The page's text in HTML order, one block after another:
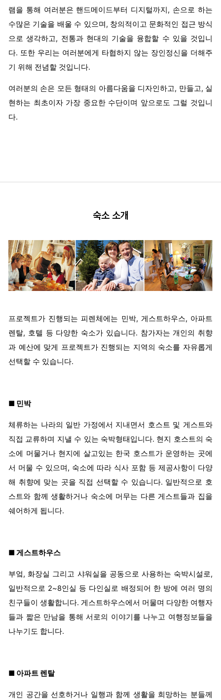
램을 통해 여러분은 핸드메이드부터 디지털까지, 손으로 하는
수많은 기술을 배울 수 있으며, 창의적이고 문화적인 접근 방식
으로 생각하고, 전통과 현대의 기술을 융합할 수 있을 것입니
다. 또한 우리는 여러분에게 타협하지 않는 장인정신을 더해주
기 위해 전념할 것입니다.
여러분의 손은 모든 형태의 아름다움을 디자인하고, 만들고, 실
현하는 최초이자 가장 중요한 수단이며 앞으로도 그럴 것입니
다.
숙소 소개
프로젝트가 진행되는 피렌체에는 민박, 게스트하우스, 아파트
렌탈, 호텔 등 다양한 숙소가 있습니다. 참가자는 개인의 취향
과 예산에 맞게 프로젝트가 진행되는 지역의 숙소를 자유롭게
선택할 수 있습니다.
■ 민박
체류하는 나라의 일반 가정에서 지내면서 호스트 및 게스트와
직접 교류하며 지낼 수 있는 숙박형태입니다. 현지 호스트의 숙
소에 머물거나 현지에 살고있는 한국 호스트가 운영하는 곳에
서 머물 수 있으며, 숙소에 따라 식사 포함 등 제공사항이 다양
해 취향에 맞는 곳을 직접 선택할 수 있습니다. 일반적으로 호
스트와 함께 생활하거나 숙소에 머무는 다른 게스트들과 집을
쉐어하게 됩니다.
■ 게스트하우스
부엌, 화장실 그리고 샤워실을 공동으로 사용하는 숙박시설로,
일반적으로 2~8인실 등 다인실로 배정되어 한 방에 여러 명의
친구들이 생활합니다. 게스트하우스에서 머물며 다양한 여행자
들과 짧은 만남을 통해 서로의 이야기를 나누고 여행정보들을
나누기도 합니다.
■ 아파트 렌탈
개인 공간을 선호하거나 일행과 함께 생활을 희망하는 분들께